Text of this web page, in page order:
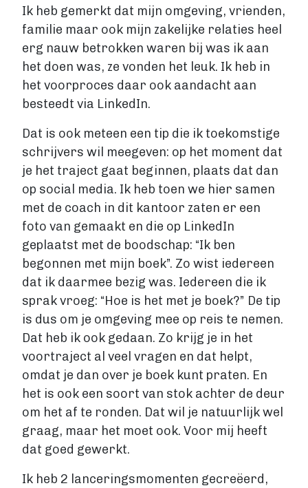
Ik heb gemerkt dat mijn omgeving, vrienden,
familie maar ook mijn zakelijke relaties heel
erg nauw betrokken waren bij was ik aan
het doen was, ze vonden het leuk. Ik heb in
het voorproces daar ook aandacht aan
besteedt via LinkedIn.
Dat is ook meteen een tip die ik toekomstige
schrijvers wil meegeven: op het moment dat
je het traject gaat beginnen, plaats dat dan
op social media. Ik heb toen we hier samen
met de coach in dit kantoor zaten er een
foto van gemaakt en die op LinkedIn
geplaatst met de boodschap: “Ik ben
begonnen met mijn boek”. Zo wist iedereen
dat ik daarmee bezig was. Iedereen die ik
sprak vroeg: “Hoe is het met je boek?” De tip
is dus om je omgeving mee op reis te nemen.
Dat heb ik ook gedaan. Zo krijg je in het
voortraject al veel vragen en dat helpt,
omdat je dan over je boek kunt praten. En
het is ook een soort van stok achter de deur
om het af te ronden. Dat wil je natuurlijk wel
graag, maar het moet ook. Voor mij heeft
dat goed gewerkt.
Ik heb 2 lanceringsmomenten gecreëerd,